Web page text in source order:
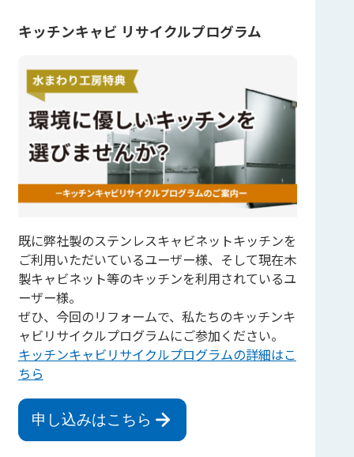
キッチンキャビ リサイクルプログラム
既に弊社製のステンレスキャビネットキッチンを
ご利用いただいているユーザー様、そして現在木
製キャビネット等のキッチンを利用されているユ
ーザー様。
ぜひ、今回のリフォームで、私たちのキッチンキ
ャビリサイクルプログラムにご参加ください。
キッチンキャビリサイクルプログラムの詳細はこ
ちら
申し込みはこちら